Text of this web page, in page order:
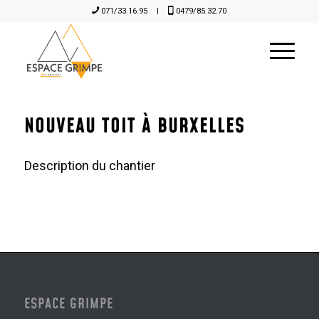
071/33.16.95 | 0479/85.32.70
NOUVEAU TOIT À BURXELLES
Description du chantier
ESPACE GRIMPE